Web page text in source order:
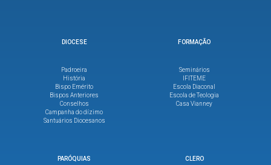
DIOCESE
Padroeira
História
Bispo Emérito
Bispos Anteriores
Conselhos
Campanha do dízimo
Santuários Diocesanos
FORMAÇÃO
Seminários
IFITEME
Escola Diaconal
Escola de Teologia
Casa Vianney
PARÓQUIAS CLERO